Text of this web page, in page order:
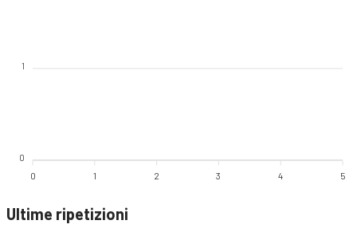
1
0
0 1 2 3 4 5
Ultime ripetizioni